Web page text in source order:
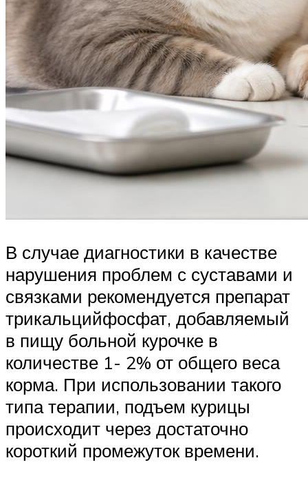
В случае диагностики в качестве
нарушения проблем с суставами и
связками рекомендуется препарат
трикальцийфосфат, добавляемый
в пищу больной курочке в
количестве 1- 2% от общего веса
корма. При использовании такого
типа терапии, подъем курицы
происходит через достаточно
короткий промежуток времени.